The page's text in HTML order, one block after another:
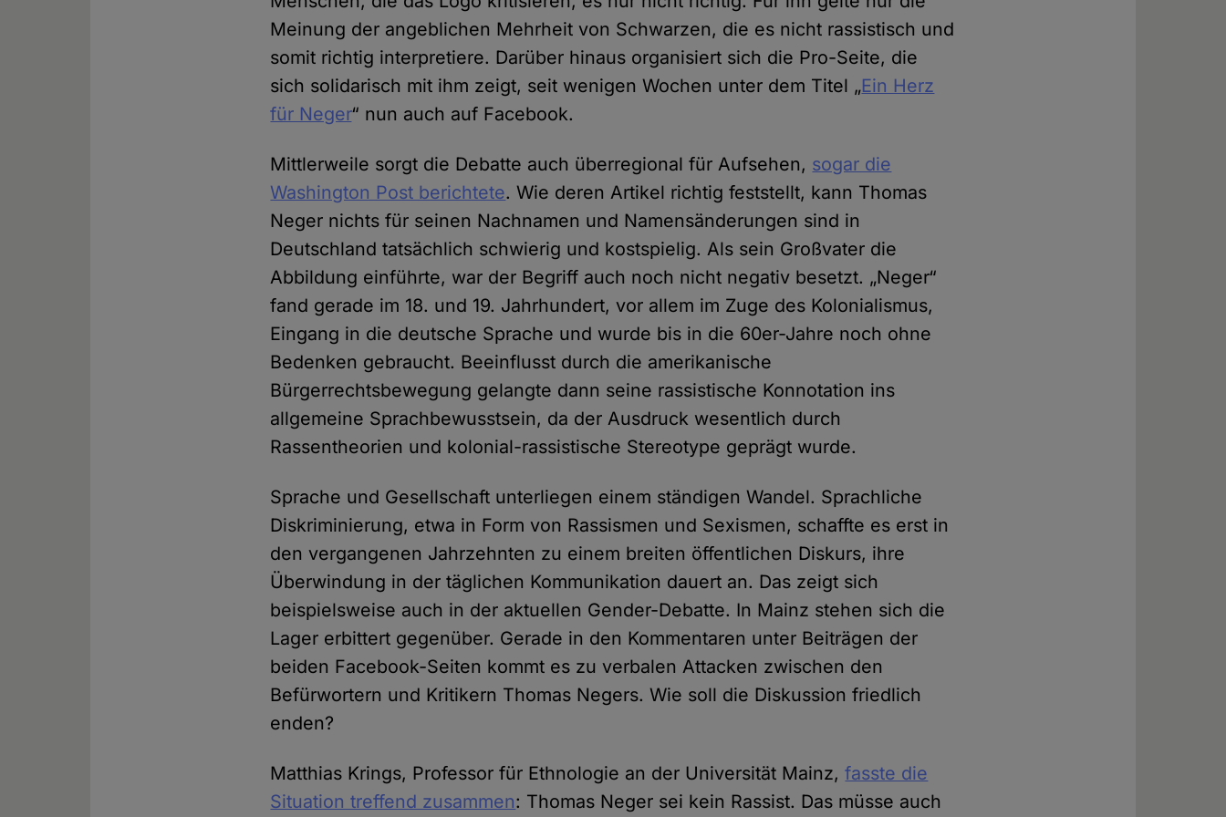
Meinung der angeblichen Mehrheit von Schwarzen, die es nicht rassistisch und
somit richtig interpretiere. Darüber hinaus organisiert sich die Pro-Seite, die
sich solidarisch mit ihm zeigt, seit wenigen Wochen unter dem Titel „Ein Herz
für Neger“ nun auch auf Facebook.
Mittlerweile sorgt die Debatte auch überregional für Aufsehen, sogar die
Washington Post berichtete. Wie deren Artikel richtig feststellt, kann Thomas
Neger nichts für seinen Nachnamen und Namensänderungen sind in
Deutschland tatsächlich schwierig und kostspielig. Als sein Großvater die
Abbildung einführte, war der Begriff auch noch nicht negativ besetzt. „Neger“
fand gerade im 18. und 19. Jahrhundert, vor allem im Zuge des Kolonialismus,
Eingang in die deutsche Sprache und wurde bis in die 60er-Jahre noch ohne
Bedenken gebraucht. Beeinflusst durch die amerikanische
Bürgerrechtsbewegung gelangte dann seine rassistische Konnotation ins
allgemeine Sprachbewusstsein, da der Ausdruck wesentlich durch
Rassentheorien und kolonial-rassistische Stereotype geprägt wurde.
Sprache und Gesellschaft unterliegen einem ständigen Wandel. Sprachliche
Diskriminierung, etwa in Form von Rassismen und Sexismen, schaffte es erst in
den vergangenen Jahrzehnten zu einem breiten öffentlichen Diskurs, ihre
Überwindung in der täglichen Kommunikation dauert an. Das zeigt sich
beispielsweise auch in der aktuellen Gender-Debatte. In Mainz stehen sich die
Lager erbittert gegenüber. Gerade in den Kommentaren unter Beiträgen der
beiden Facebook-Seiten kommt es zu verbalen Attacken zwischen den
Befürwortern und Kritikern Thomas Negers. Wie soll die Diskussion friedlich
enden?
Matthias Krings, Professor für Ethnologie an der Universität Mainz,fasste die
Situation treffend zusammen: Thomas Neger sei kein Rassist. Das müsse auch